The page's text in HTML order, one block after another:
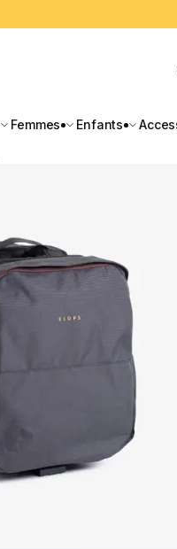
Femmes Enfants